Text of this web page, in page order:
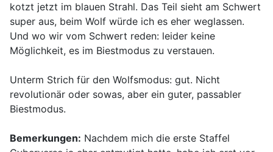
kotzt jetzt im blauen Strahl. Das Teil sieht am Schwert
super aus, beim Wolf würde ich es eher weglassen.
Und wo wir vom Schwert reden: leider keine
Möglichkeit, es im Biestmodus zu verstauen.
Unterm Strich für den Wolfsmodus: gut. Nicht
revolutionär oder sowas, aber ein guter, passabler
Biestmodus.
Bemerkungen: Nachdem mich die erste Staffel